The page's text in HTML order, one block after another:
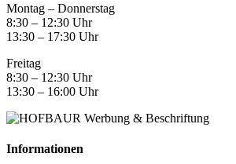
Montag – Donnerstag
8:30 – 12:30 Uhr
13:30 – 17:30 Uhr
Freitag
8:30 – 12:30 Uhr
13:30 – 16:00 Uhr
Informationen